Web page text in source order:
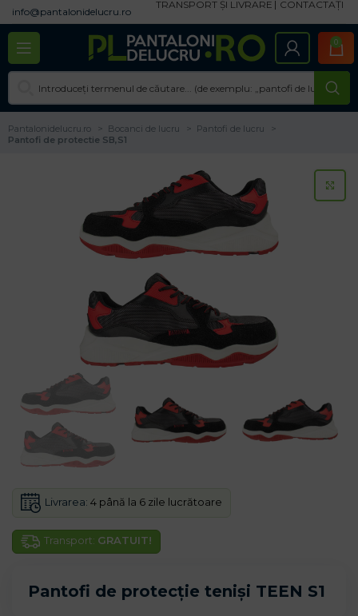
info@pantalonidelucru.ro
TRANSPORT ȘI LIVRARE CONTACTAȚI
0
Pantalonidelucru.ro Bocanci de lucru
Pantofi de lucru
Pantofi de protectie SB,S1
Pantofi de protecție teniși TEEN S1
Transport: GRATUIT!
Livrarea: 4 până la 6 zile lucrătoare